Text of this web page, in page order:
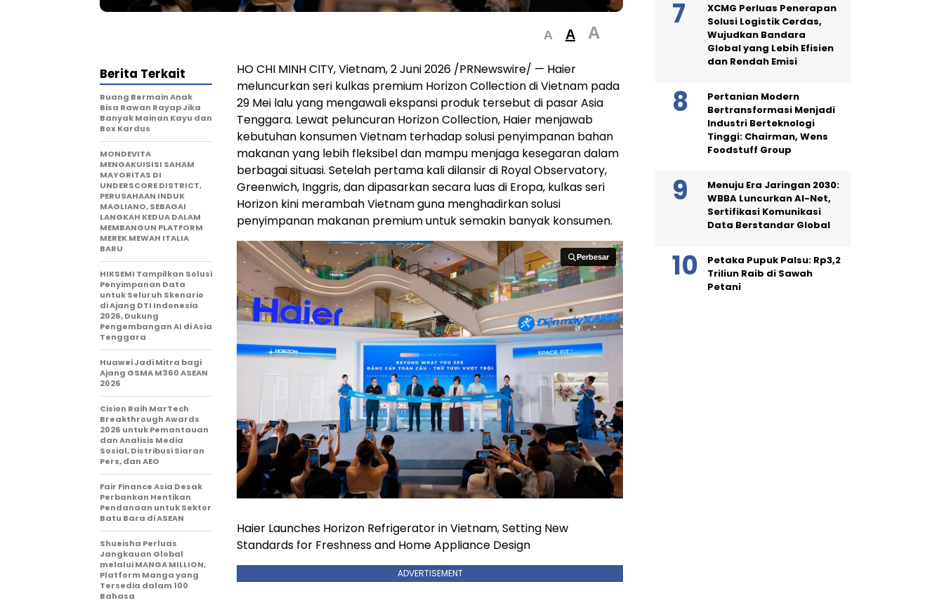
A A A
HO CHI MINH CITY, Vietnam, 2 Juni 2026 /PRNewswire/ — Haier
meluncurkan seri kulkas premium Horizon Collection di Vietnam pada
29 Mei lalu yang mengawali ekspansi produk tersebut di pasar Asia
Tenggara. Lewat peluncuran Horizon Collection, Haier menjawab
kebutuhan konsumen Vietnam terhadap solusi penyimpanan bahan
makanan yang lebih fleksibel dan mampu menjaga kesegaran dalam
berbagai situasi. Setelah pertama kali dilansir di Royal Observatory,
Greenwich, Inggris, dan dipasarkan secara luas di Eropa, kulkas seri
Horizon kini merambah Vietnam guna menghadirkan solusi
penyimpanan makanan premium untuk semakin banyak konsumen.
Perbesar
Perbesar
Haier Launches Horizon Refrigerator in Vietnam, Setting New
Standards for Freshness and Home Appliance Design
ADVERTISEMENT
Berita Terkait
Ruang Bermain Anak
Bisa Rawan Rayap Jika
Banyak Mainan Kayu dan
Box Kardus
MONDEVITA
MENGAKUISISI SAHAM
MAYORITAS DI
UNDERSCORE DISTRICT,
PERUSAHAAN INDUK
MAGLIANO, SEBAGAI
LANGKAH KEDUA DALAM
MEMBANGUN PLATFORM
MEREK MEWAH ITALIA
BARU
HIKSEMI Tampilkan Solusi
Penyimpanan Data
untuk Seluruh Skenario
di Ajang DTI Indonesia
2026, Dukung
Pengembangan AI di Asia
Tenggara
Huawei Jadi Mitra bagi
Ajang GSMA M360 ASEAN
2026
Cision Raih MarTech
Breakthrough Awards
2026 untuk Pemantauan
dan Analisis Media
Sosial, Distribusi Siaran
Pers, dan AEO
Fair Finance Asia Desak
Perbankan Hentikan
Pendanaan untuk Sektor
Batu Bara di ASEAN
Shueisha Perluas
Jangkauan Global
melalui MANGA MILLION,
Platform Manga yang
Tersedia dalam 100
Bahasa
XCMG Perluas Penerapan
Solusi Logistik Cerdas,
Wujudkan Bandara
Global yang Lebih Efisien
dan Rendah Emisi
Pertanian Modern
Bertransformasi Menjadi
Industri Berteknologi
Tinggi: Chairman, Wens
Foodstuff Group
Menuju Era Jaringan 2030:
WBBA Luncurkan AI-Net,
Sertifikasi Komunikasi
Data Berstandar Global
Petaka Pupuk Palsu: Rp3,2
Triliun Raib di Sawah
Petani